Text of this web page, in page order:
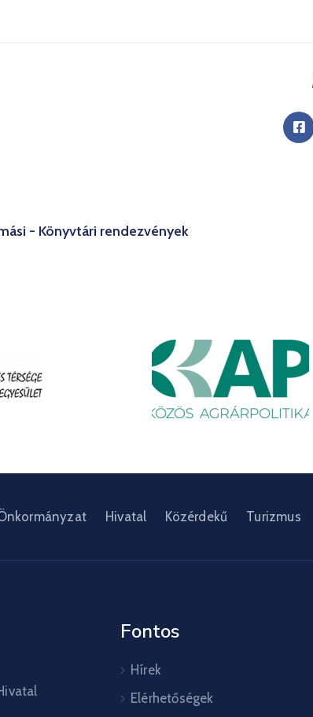
- Könyvtári rendezvények
Hivatal Közérdekű Turizmus
Fontos
Hírek
Elérhetőségek